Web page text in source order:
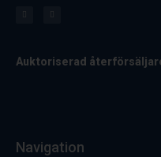
Auktoriserad
Navigation